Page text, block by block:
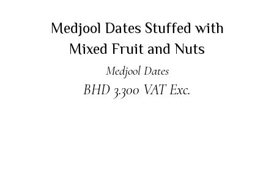
Medjool Dates Stuffed with
Mixed Fruit and Nuts
Medjool Dates
BHD 3.300 VAT Exc.